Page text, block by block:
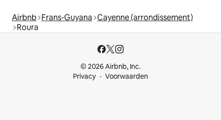
Airbnb Frans-Guyana Cayenne (arrondissement)
Roura
© 2026 Airbnb, Inc.
Privacy
Voorwaarden